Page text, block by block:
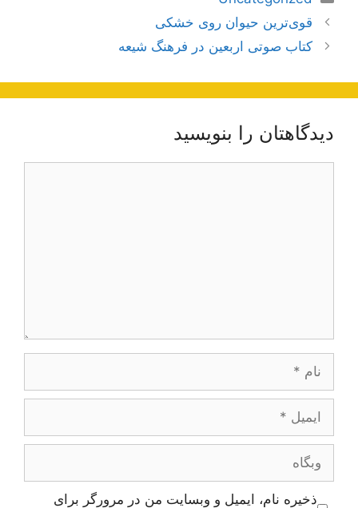
ناوبری
نوشته‌ها
قوی‌ترین حیوان روی خشکی
کتاب صوتی اربعین در فرهنگ شیعه
دیدگاهتان را بنویسید
وبگاه
ذخیره نام، ایمیل و وبسایت من در مرورگر برای